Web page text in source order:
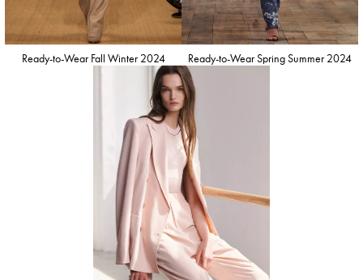
Ready-to-Wear Fall Winter 2024 Ready-to-Wear Spring Summer 2024